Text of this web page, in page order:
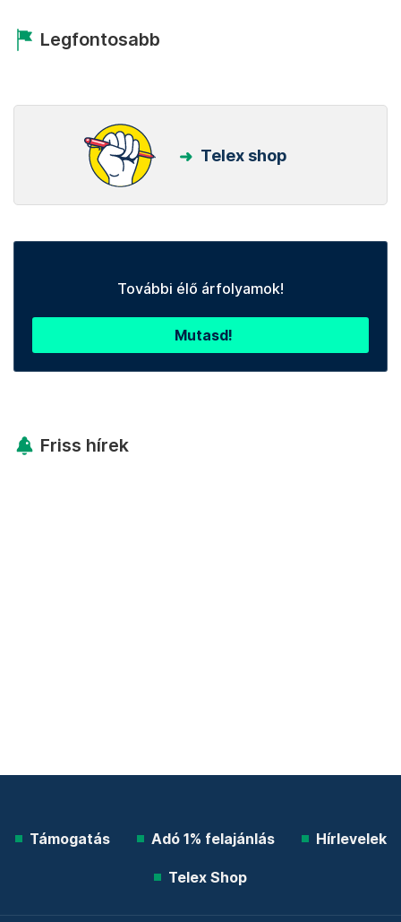
Legfontosabb
Telex shop
További élő árfolyamok!
Mutasd!
Friss hírek
Támogatás Adó 1% felajánlás Hírlevelek
Telex Shop